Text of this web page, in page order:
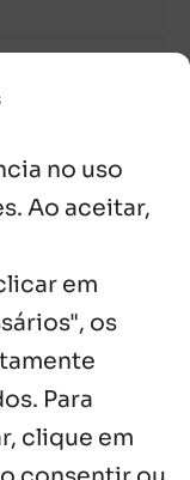
no uso
Ao aceitar,
em
os
Para
clique em
do
e